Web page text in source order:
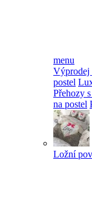
menu
Výprodej
postel
Přehozy
na postel
Ložní